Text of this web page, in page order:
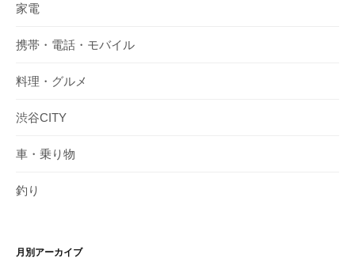
家電
携帯・電話・モバイル
料理・グルメ
渋谷CITY
車・乗り物
釣り
月別アーカイブ